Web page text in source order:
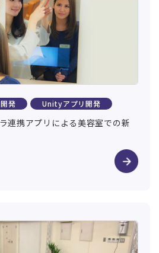
発 Unityアプリ開発
連携アプリによる美容室での新